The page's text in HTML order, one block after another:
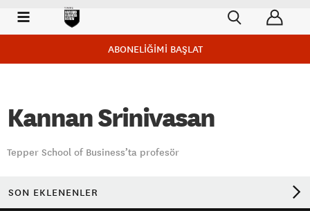
ABONELİĞİMİ BAŞLAT
Kannan Srinivasan
Tepper School of Business’ta profesör
SON EKLENENLER